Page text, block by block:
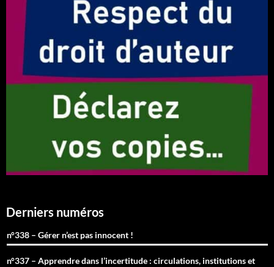
Derniers numéros
n°338 – Gérer n’est pas innocent !
n°337 – Apprendre dans l’incertitude : circulations, institutions et